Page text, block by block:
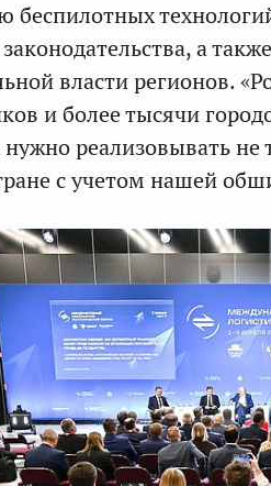
беспилотных
а
власти регионов.
и более тысячи
нужно реализовывать
с учетом нашей